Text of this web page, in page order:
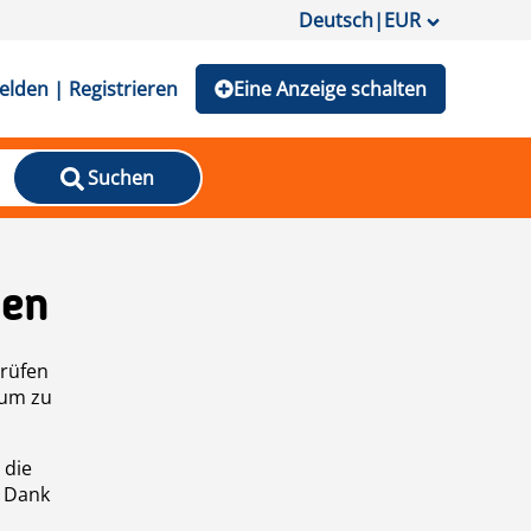
Deutsch|EUR
| Registrieren Eine Anzeige schalten
Suchen
zu
die